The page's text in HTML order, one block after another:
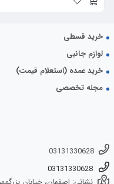
خرید قسطی
لوازم جانبی
خرید عمده (استعلام قیمت)
مجله تخصصی
03131330628
03131330628